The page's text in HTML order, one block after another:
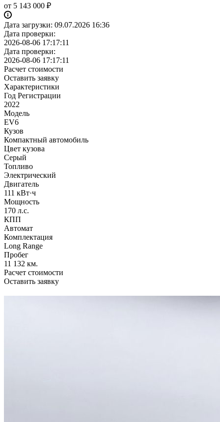
от 5 143 000 ₽
Дата загрузки: 09.07.2026 16:36
Дата проверки:
2026-08-06 17:17:11
Дата проверки:
2026-08-06 17:17:11
Расчет стоимости
Оставить заявку
Характеристики
Год Регистрации
2022
Модель
EV6
Кузов
Компактный автомобиль
Цвет кузова
Серый
Топливо
Электрический
Двигатель
111 кВт·ч
Мощность
170 л.с.
КПП
Автомат
Комплектация
Long Range
Пробег
11 132 км.
Расчет стоимости
Оставить заявку